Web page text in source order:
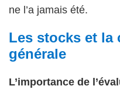
ne l’a jamais été.
Les stocks et la
générale
L’importance de